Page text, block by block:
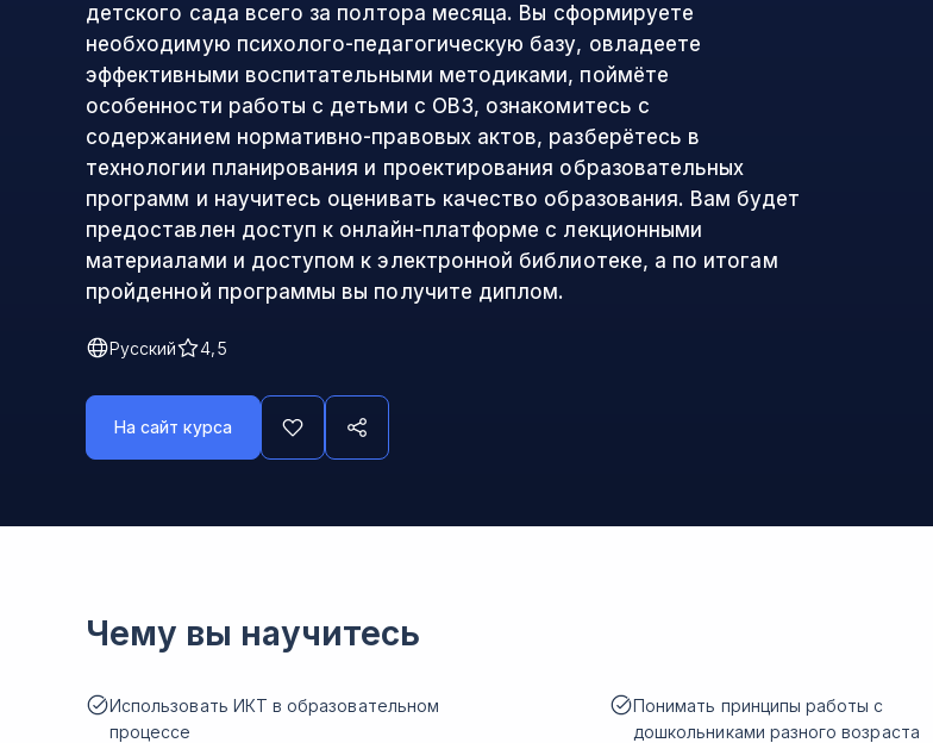
детского сада всего за полтора месяца. Вы сформируете
необходимую психолого-педагогическую базу, овладеете
эффективными воспитательными методиками, поймёте
особенности работы с детьми с ОВЗ, ознакомитесь с
содержанием нормативно-правовых актов, разберётесь в
технологии планирования и проектирования образовательных
программ и научитесь оценивать качество образования. Вам будет
предоставлен доступ к онлайн-платформе с лекционными
материалами и доступом к электронной библиотеке, а по итогам
пройденной программы вы получите диплом.
Русский 4,5
На сайт курса
Чему вы научитесь
Использовать ИКТ в образовательном
процессе
Понимать принципы работы с
дошкольниками разного возраста